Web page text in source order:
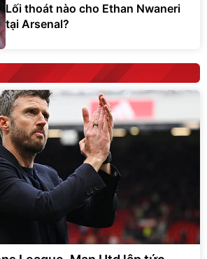
Lối thoát nào cho Ethan Nwaneri
tại Arsenal?